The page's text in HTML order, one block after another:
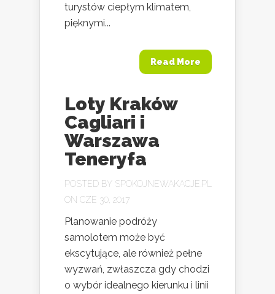
turystów ciepłym klimatem,
pięknymi...
Read More
Loty Kraków
Cagliari i
Warszawa
Teneryfa
POSTED BY SPOKOJNEWAKACJE.PL
ON CZE 30, 2017
Planowanie podróży
samolotem może być
ekscytujące, ale również pełne
wyzwań, zwłaszcza gdy chodzi
o wybór idealnego kierunku i linii